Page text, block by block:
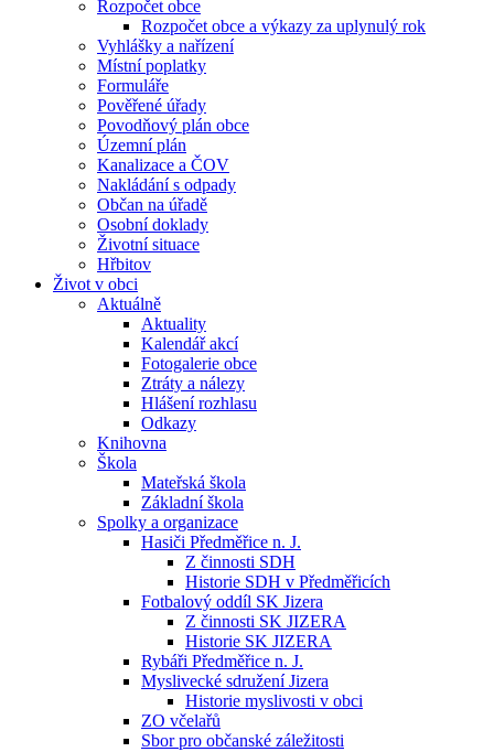
Rozpočet obce
Rozpočet obce a výkazy za uplynulý rok
Vyhlášky a nařízení
Místní poplatky
Formuláře
Pověřené úřady
Povodňový plán obce
Územní plán
Kanalizace a ČOV
Nakládání s odpady
Občan na úřadě
Osobní doklady
Životní situace
Hřbitov
Život v obci
Aktuálně
Aktuality
Kalendář akcí
Fotogalerie obce
Ztráty a nálezy
Hlášení rozhlasu
Odkazy
Knihovna
Škola
Mateřská škola
Základní škola
Spolky a organizace
Hasiči Předměřice n. J.
Z činnosti SDH
Historie SDH v Předměřicích
Fotbalový oddíl SK Jizera
Z činnosti SK JIZERA
Historie SK JIZERA
Rybáři Předměřice n. J.
Myslivecké sdružení Jizera
Historie myslivosti v obci
ZO včelařů
Sbor pro občanské záležitosti